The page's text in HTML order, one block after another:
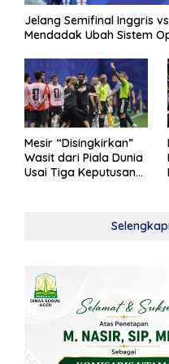
Jelang Semifinal Inggris
Mendadak Ubah Sistem
Mesir “Disingkirkan”
Wasit dari Piala Dunia
Usai Tiga Keputusan